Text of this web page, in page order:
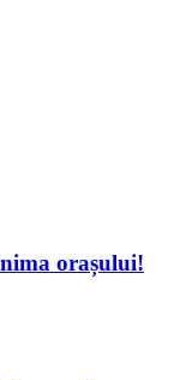
orașului!